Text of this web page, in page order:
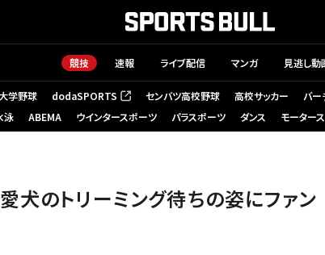
競技 速報 ライブ配信 マンガ 見逃し動
学野球 dodaSPORTS
（新しいタブで開く） センバツ高校野球 高校サッカー バー
泳 ABEMA ウインタースポーツ パラスポーツ ダンス モーター
犬のトリーミング待ちの姿にファン